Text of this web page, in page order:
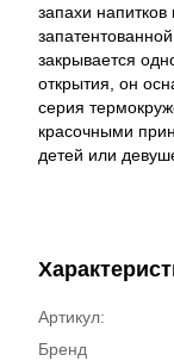
запахи
закрывается
открытия, он
серия
красочными
детей или
Артикул:
Бренд